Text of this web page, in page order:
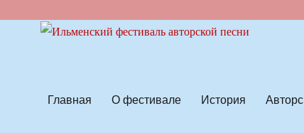
Главная О фестивале История